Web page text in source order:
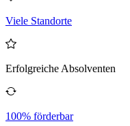
Viele Standorte
Erfolgreiche Absolventen
100% förderbar